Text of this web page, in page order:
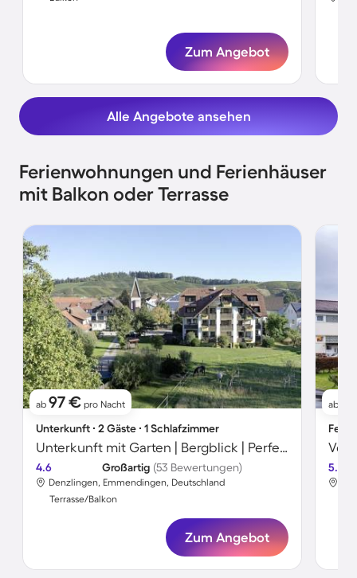
Zum Angebot
Alle Angebote ansehen
Ferienwohnungen und Ferienhäuser
mit Balkon oder Terrasse
ab 97 € pro Nacht
Unterkunft ∙ 2 Gäste ∙ 1 Schlafzimmer
Unterkunft mit Garten | Bergblick | Perfekt für die Arbeit von Zuhause
4.6 Großartig (53 Bewertungen)
Denzlingen, Emmendingen, Deutschland
Terrasse/Balkon
Zum Angebot
ab
5.0